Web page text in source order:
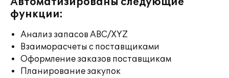
функции:
Анализ запасов ABC/XYZ
Взаиморасчеты с поставщиками
Оформление заказов поставщикам
Планирование закупок